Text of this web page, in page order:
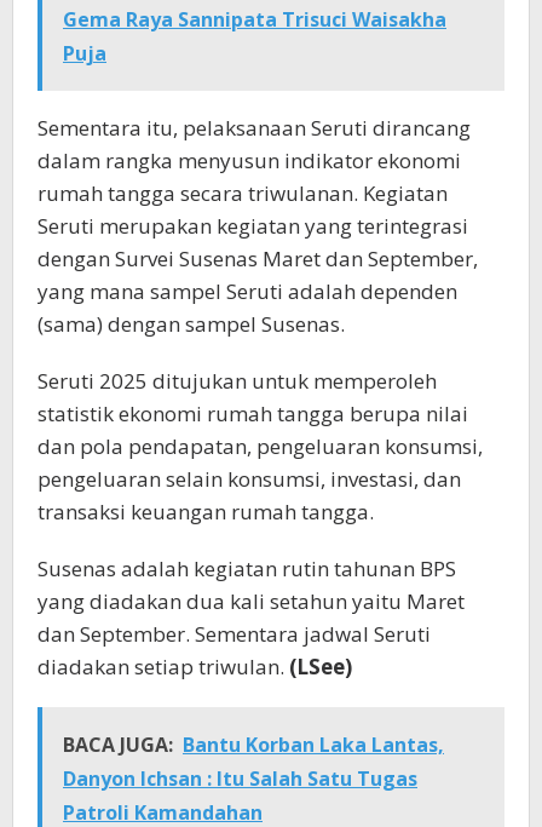
Gema Raya Sannipata Trisuci Waisakha
Puja
Sementara itu, pelaksanaan Seruti dirancang
dalam rangka menyusun indikator ekonomi
rumah tangga secara triwulanan. Kegiatan
Seruti merupakan kegiatan yang terintegrasi
dengan Survei Susenas Maret dan September,
yang mana sampel Seruti adalah dependen
(sama) dengan sampel Susenas.
Seruti 2025 ditujukan untuk memperoleh
statistik ekonomi rumah tangga berupa nilai
dan pola pendapatan, pengeluaran konsumsi,
pengeluaran selain konsumsi, investasi, dan
transaksi keuangan rumah tangga.
Susenas adalah kegiatan rutin tahunan BPS
yang diadakan dua kali setahun yaitu Maret
dan September. Sementara jadwal Seruti
diadakan setiap triwulan. (LSee)
BACA JUGA: Bantu Korban Laka Lantas,
Danyon Ichsan : Itu Salah Satu Tugas
Patroli Kamandahan